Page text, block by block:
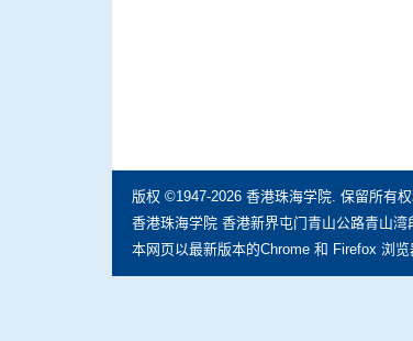
版权 ©1947-2026 香港珠海学院. 保留所有
香港珠海学院 香港新界屯门青山公路青山
本网页以最新版本的Chrome 和 Firefox 浏